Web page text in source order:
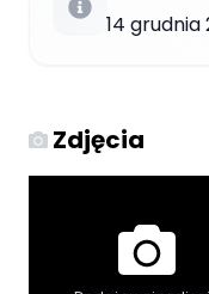
14 grudnia
Zdjęcia